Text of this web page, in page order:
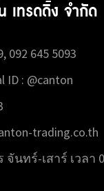
เทรดดิ้ง จำกัด
092 645 5093
ID : @canton
trading.co.th
จันทร์-เสาร์ เวลา